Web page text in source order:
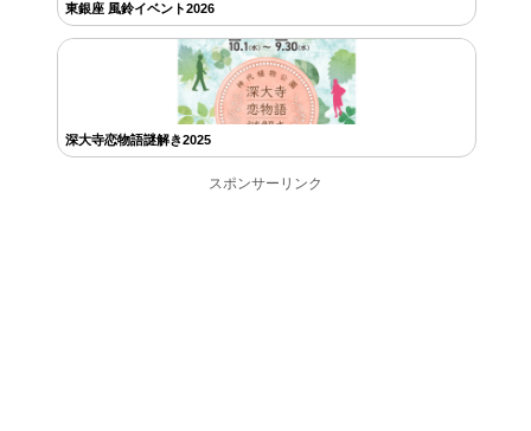
東銀座 風鈴イベント2026
深大寺恋物語謎解き2025
スポンサーリンク